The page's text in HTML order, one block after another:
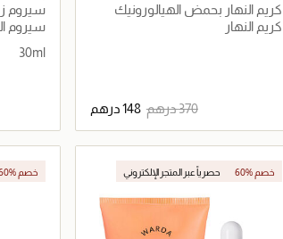
كريم النهار بحمض الهيالورونيك
بعامل حماية من الشمس 30
كريم النهار
⁦370⁩ درهم ⁦148⁩ درهم
جاري تحميل التفاصيل
سيروم
بحمض
سيروم
30ml
60% خصم حصرياً عبر المتجر الإلكتروني 60% خصم